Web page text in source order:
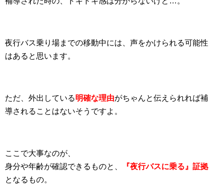
夜行バス乗り場までの移動中には、声をかけられる可能性
はあると思います。
ただ、外出している明確な理由がちゃんと伝えられれば補
導されることはないそうですよ。
ここで大事なのが、
身分や年齢が確認できるものと、
『夜行バスに乗る』証拠
となるもの。